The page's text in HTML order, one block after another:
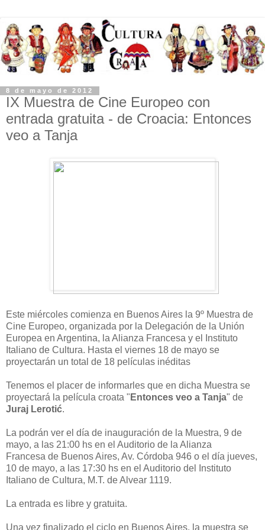
8 de mayo de 2012
IX Muestra de Cine Europeo con
entrada gratuita - de Croacia: Entonces
veo a Tanja
Este miércoles comienza en Buenos Aires la 9º Muestra de
Cine Europeo, organizada por la Delegación de la Unión
Europea en Argentina, la Alianza Francesa y el Instituto
Italiano de Cultura. Hasta el viernes 18 de mayo se
proyectarán un total de 18 películas inéditas
Tenemos el placer de informarles que en dicha Muestra se
proyectará la película croata " Entonces veo a Tanja" de
Juraj Lerotić.
La podrán ver el día de inauguración de la Muestra, 9 de
mayo, a las 21:00 hs en el Auditorio de la Alianza
Francesa de Buenos Aires, Av. Córdoba 946 o el día jueves,
10 de mayo, a las 17:30 hs en el Auditorio del Instituto
Italiano de Cultura, M.T. de Alvear 1119.
La entrada es libre y gratuita.
Una vez finalizado el ciclo en Buenos Aires, la muestra se